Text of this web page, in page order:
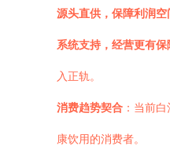
源头直供，保障利润空
系统支持，经营更有保
入正轨。
消费趋势契合 ：当前
康饮用的消费者。